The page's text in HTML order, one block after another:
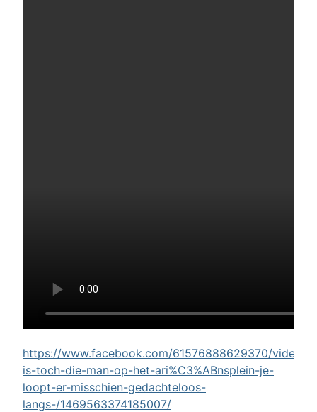
https://www.facebook.com/61576888629370/videos/
is-toch-die-man-op-het-ari%C3%ABnsplein-je-
loopt-er-misschien-gedachteloos-
langs-/1469563374185007/